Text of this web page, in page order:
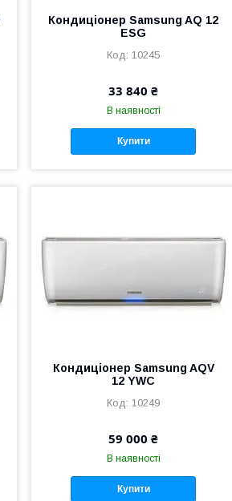
Кондиціонер Samsung AQ 12
ESG
10245
33 840 ₴
В наявності
Купити
Кондиціонер Samsung AQV
12 YWC
10249
59 000 ₴
В наявності
Купити